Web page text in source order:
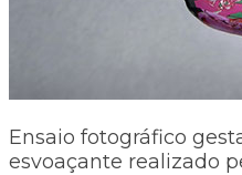
Ensaio fotográfico
esvoaçante realizado